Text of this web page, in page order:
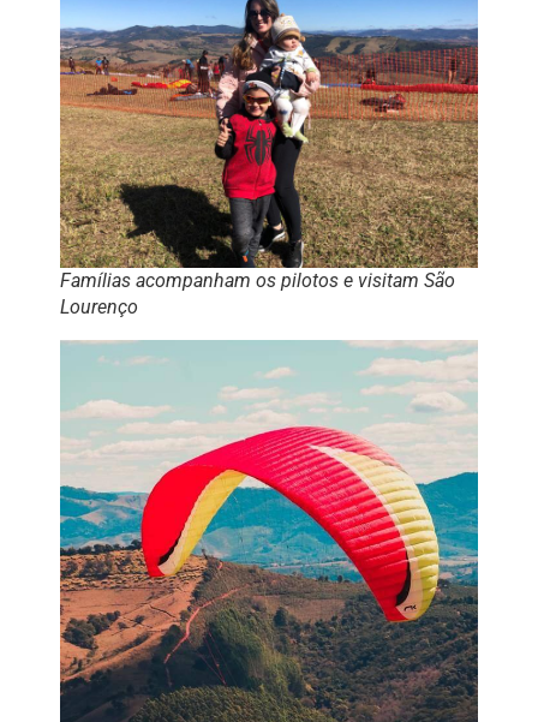
Famílias acompanham os pilotos e visitam São
Lourenço